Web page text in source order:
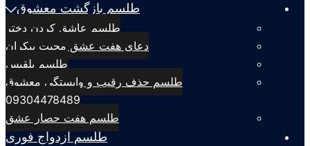
طلسم بازگشت معشوق
طلسم عاشق کردن دختر
دعای هفت عشق محبت بیکران
طلسم بلقيس
طلسم حذف رقیب و وابستگی معشوق
09304478489
طلسم هفت حصار عشق
طلسم ازدواج فوری